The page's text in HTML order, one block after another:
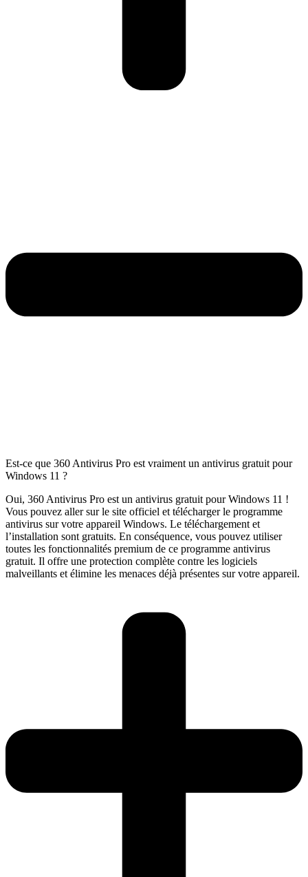
Est-ce que 360 Antivirus Pro est vraiment un antivirus gratuit pour
Windows 11 ?
Oui, 360 Antivirus Pro est un antivirus gratuit pour Windows 11 !
Vous pouvez aller sur le site officiel et télécharger le programme
antivirus sur votre appareil Windows. Le téléchargement et
l’installation sont gratuits. En conséquence, vous pouvez utiliser
toutes les fonctionnalités premium de ce programme antivirus
gratuit. Il offre une protection complète contre les logiciels
malveillants et élimine les menaces déjà présentes sur votre appareil.